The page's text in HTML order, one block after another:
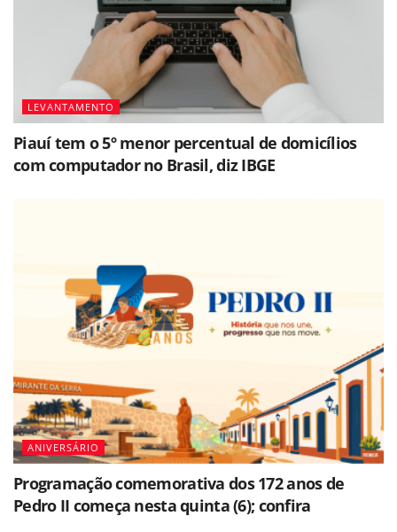
LEVANTAMENTO
Piauí tem o 5º menor percentual de domicílios
com computador no Brasil, diz IBGE
ANIVERSÁRIO
Programação comemorativa dos 172 anos de
Pedro II começa nesta quinta (6); confira